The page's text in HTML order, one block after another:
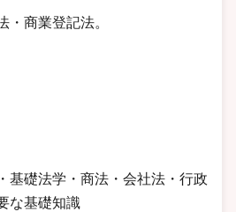
・商業登記法。
基礎法学・商法・会社法・行政
な基礎知識